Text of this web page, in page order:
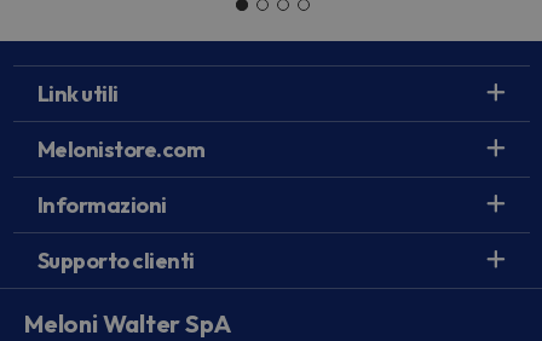
Link utili
Melonistore.com
Informazioni
Supporto clienti
Meloni Walter SpA